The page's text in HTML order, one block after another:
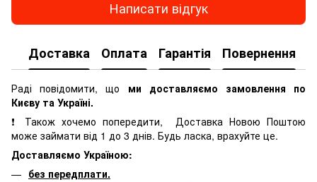
Написати відгук
Доставка Оплата Гарантія Повернення
Раді повідомити, що ми доставляємо замовлення по
Києву та Україні.
❗ Також хочемо попередити, Доставка Новою Поштою
може займати від 1 до 3 днів. Будь ласка, врахуйте це.
Доставляємо Україною:
без передплати.